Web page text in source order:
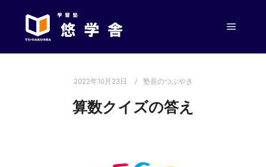
2022年10月23日 塾長のつぶやき
算数クイズの答え